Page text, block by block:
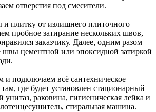
отверстия под смесители.
плитку от излишнего плиточного
пробное затирание нескольких швов,
заказчику. Далее, одним разом
швы цементной или эпоксидной затиркой
и подключаем всё сантехническое
где будет установлен стационарный
унитаз, раковина, гигиеническая лейка и
стиральная машина.